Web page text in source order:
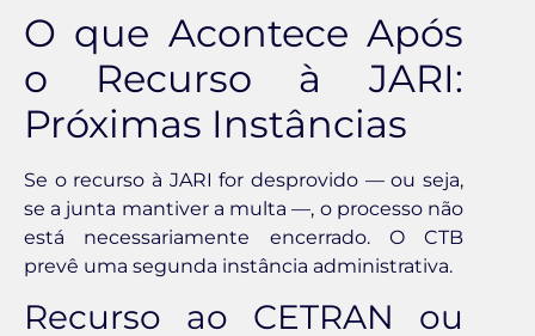
O que Acontece Após
o Recurso à JARI:
Próximas Instâncias
Se o recurso à JARI for desprovido — ou seja,
se a junta mantiver a multa —, o processo não
está necessariamente encerrado. O CTB
prevê uma segunda instância administrativa.
Recurso ao CETRAN ou